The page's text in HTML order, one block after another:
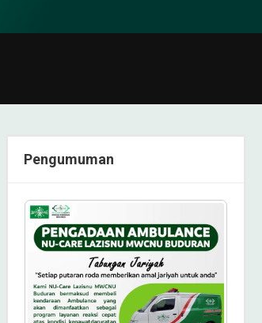
Pengumuman